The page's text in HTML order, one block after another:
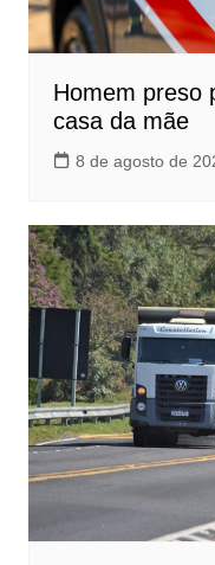
Homem preso
casa da mãe
8 de agosto de